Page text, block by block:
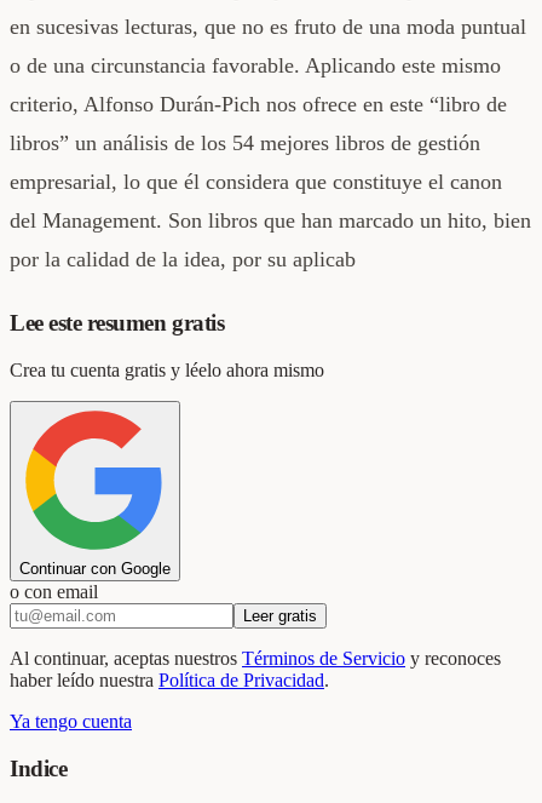
en sucesivas lecturas, que no es fruto de una moda puntual
o de una circunstancia favorable. Aplicando este mismo
criterio, Alfonso Durán-Pich nos ofrece en este “libro de
libros” un análisis de los 54 mejores libros de gestión
empresarial, lo que él considera que constituye el canon
del Management. Son libros que han marcado un hito, bien
por la calidad de la idea, por su aplicab
Lee este resumen gratis
Crea tu cuenta gratis y léelo ahora mismo
Continuar con Google
o con email
Leer gratis
Al continuar, aceptas nuestros Términos de Servicio y reconoces
haber leído nuestra Política de Privacidad.
Ya tengo cuenta
Indice